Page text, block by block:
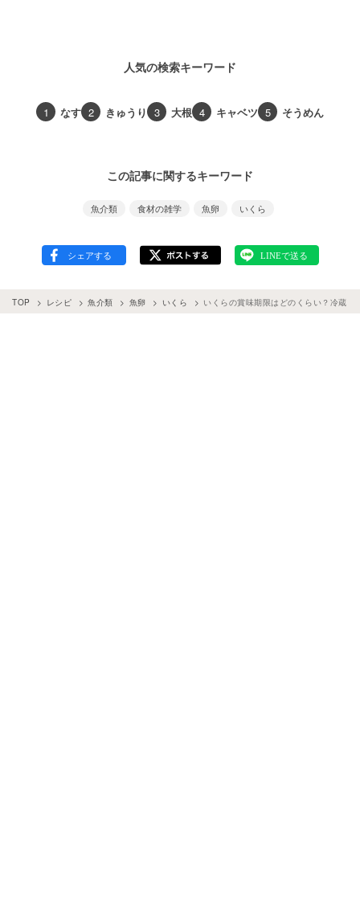
人気の検索キーワード
1 なす 2 きゅうり 3 大根 4 キャベツ 5 そうめん
この記事に関するキーワード
魚介類 食材の雑学 魚卵 いくら
TOP レシピ 魚介類 魚卵 いくら いくらの賞味期限はどのくらい？冷蔵・